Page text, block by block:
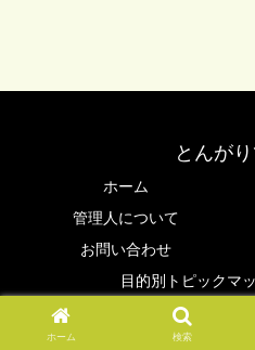
とんが
ホーム
管理人について
お問い合わせ
目的別トピックマ
© 2016 とん
ホーム 検索